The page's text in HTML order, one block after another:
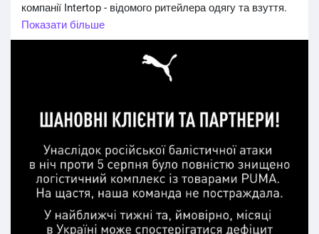
компанії Intertop - відомого ритейлера одягу та взуття.
#Новини_Україна
#Russian_Ukrainian #News_Ukraine #Новини
#Ukrainian_news
Показати більше